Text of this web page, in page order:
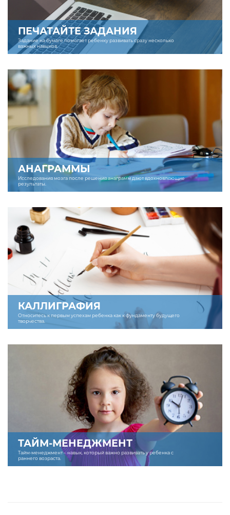
ПЕЧАТАЙТЕ ЗАДАНИЯ
Задание на бумаге помогает ребенку развивать сразу несколько
важных навыков.
АНАГРАММЫ
Исследования мозга после решения анаграмм дают вдохновляющие
результаты.
КАЛЛИГРАФИЯ
Относитесь к первым успехам ребенка как к фундаменту будущего
творчества.
ТАЙМ-МЕНЕДЖМЕНТ
Тайм-менеджмент – навык, который важно развивать у ребенка с
раннего возраста.